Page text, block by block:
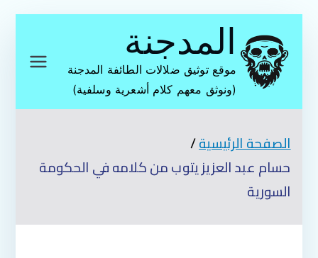
المحتوى
المدجنة
موقع توثيق ضلالات الطائفة المدجنة
(ونوثق معهم كلام أشعرية وسلفية)
الصفحة الرئيسية
حسام عبد العزيز يتوب من كلامه في الحكومة
السورية